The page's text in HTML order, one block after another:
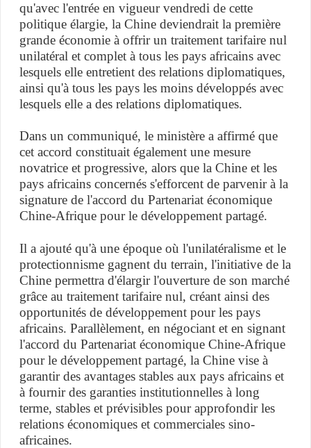
qu'avec l'entrée en vigueur vendredi de cette
politique élargie, la Chine deviendrait la première
grande économie à offrir un traitement tarifaire nul
unilatéral et complet à tous les pays africains avec
lesquels elle entretient des relations diplomatiques,
ainsi qu'à tous les pays les moins développés avec
lesquels elle a des relations diplomatiques.
Dans un communiqué, le ministère a affirmé que
cet accord constituait également une mesure
novatrice et progressive, alors que la Chine et les
pays africains concernés s'efforcent de parvenir à la
signature de l'accord du Partenariat économique
Chine-Afrique pour le développement partagé.
Il a ajouté qu'à une époque où l'unilatéralisme et le
protectionnisme gagnent du terrain, l'initiative de la
Chine permettra d'élargir l'ouverture de son marché
grâce au traitement tarifaire nul, créant ainsi des
opportunités de développement pour les pays
africains. Parallèlement, en négociant et en signant
l'accord du Partenariat économique Chine-Afrique
pour le développement partagé, la Chine vise à
garantir des avantages stables aux pays africains et
à fournir des garanties institutionnelles à long
terme, stables et prévisibles pour approfondir les
relations économiques et commerciales sino-
africaines.